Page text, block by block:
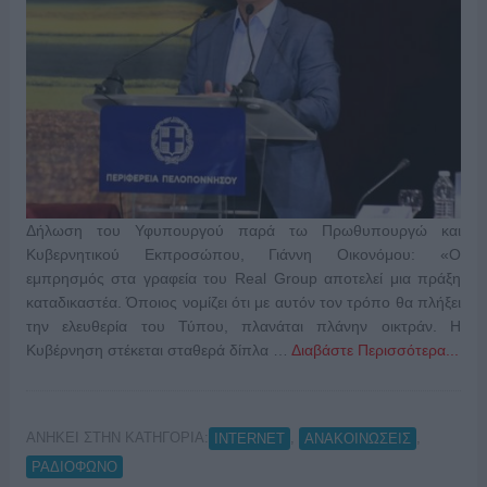
Δήλωση του Υφυπουργού παρά τω Πρωθυπουργώ και
Κυβερνητικού Εκπροσώπου, Γιάννη Οικονόμου: «Ο
εμπρησμός στα γραφεία του Real Group αποτελεί μια πράξη
καταδικαστέα. Όποιος νομίζει ότι με αυτόν τον τρόπο θα πλήξει
την ελευθερία του Τύπου, πλανάται πλάνην οικτράν. Η
Κυβέρνηση στέκεται σταθερά δίπλα … Διαβάστε Περισσότερα...
ΑΝΗΚΕΙ ΣΤΗΝ ΚΑΤΗΓΟΡΙΑ: INTERNET ΑΝΑΚΟΙΝΩΣΕΙΣ
ΡΑΔΙΟΦΩΝΟ